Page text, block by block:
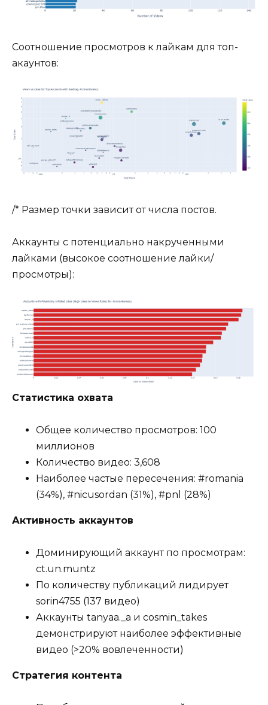
Соотношение просмотров к лайкам для топ-
акаунтов:
/* Размер точки зависит от числа постов.
Аккаунты с потенциально накрученными
лайками (высокое соотношение лайки/
просмотры):
Статистика охвата
Общее количество просмотров: 100
миллионов
Количество видео: 3,608
Наиболее частые пересечения: #romania
(34%), #nicusordan (31%), #pnl (28%)
Активность аккаунтов
Доминирующий аккаунт по просмотрам:
ct.un.muntz
По количеству публикаций лидирует
sorin4755 (137 видео)
Аккаунты tanyaa._a и cosmin_takes
демонстрируют наиболее эффективные
видео (>20% вовлеченности)
Стратегия контента